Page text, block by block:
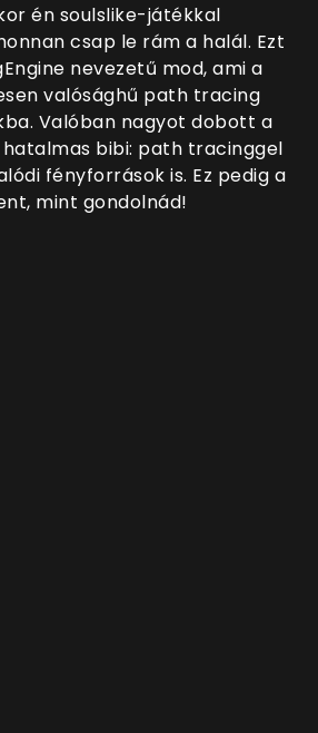
én soulslike-játékkal
csap le rám a halál. Ezt
nevezetű mod, ami a
valósághű path tracing
Valóban nagyot dobott a
bibi: path tracinggel
fényforrások is. Ez pedig a
mint gondolnád!